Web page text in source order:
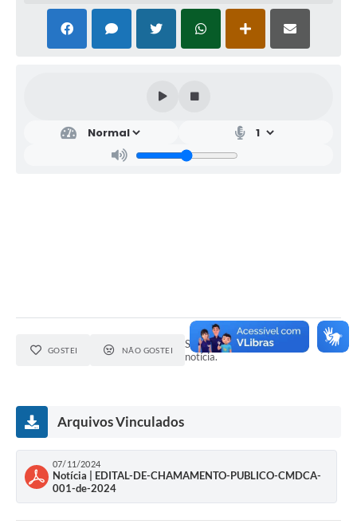
GOSTEI NÃO GOSTEI
Seja o primeiro a curtir esta
notícia.
Arquivos Vinculados
07/11/2024
Notícia | EDITAL-DE-CHAMAMENTO-PUBLICO-CMDCA-
001-de-2024